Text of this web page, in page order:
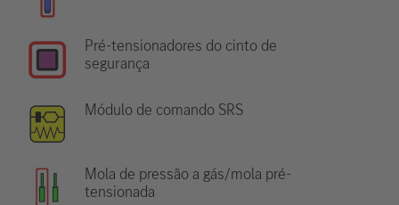
Pré-tensionadores do cinto de
segurança
Módulo de comando SRS
Mola de pressão a gás/mola pré-
tensionada